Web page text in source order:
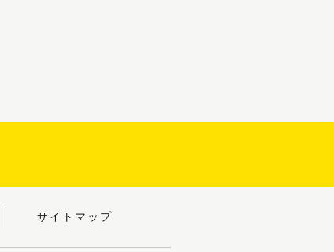
サイトマップ